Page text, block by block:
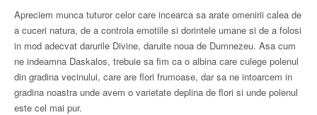
Apreciem munca tuturor celor care incearca sa arate omenirii calea de
a cuceri natura, de a controla emotiile si dorintele umane si de a folosi
in mod adecvat darurile Divine, daruite noua de Dumnezeu. Asa cum
ne indeamna Daskalos, trebuie sa fim ca o albina care culege polenul
din gradina vecinului, care are flori frumoase, dar sa ne intoarcem in
gradina noastra unde avem o varietate deplina de flori si unde polenul
este cel mai pur.